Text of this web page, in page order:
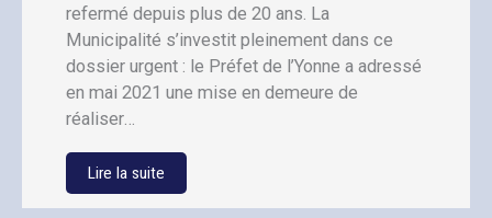
refermé depuis plus de 20 ans. La
Municipalité s’investit pleinement dans ce
dossier urgent : le Préfet de l’Yonne a adressé
en mai 2021 une mise en demeure de
réaliser…
Lire la suite